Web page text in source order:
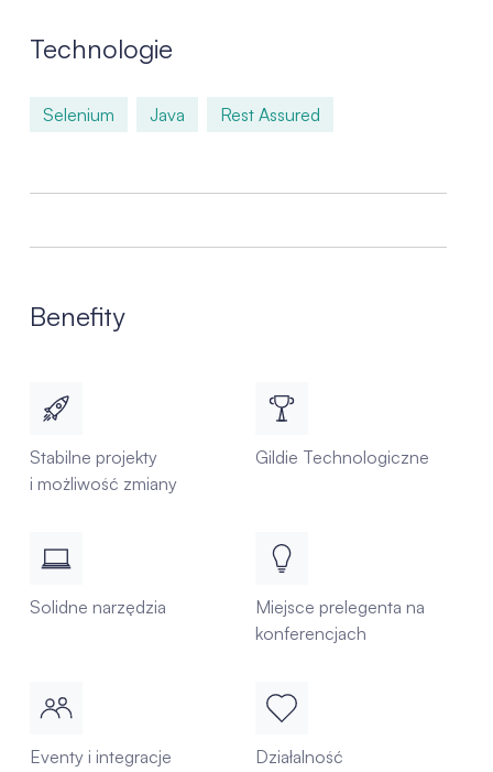
Technologie
Selenium Java Rest Assured
Benefity
Stabilne projekty
i możliwość zmiany
Gildie Technologiczne
Solidne narzędzia
Miejsce prelegenta na
konferencjach
Eventy i integracje
Działalność